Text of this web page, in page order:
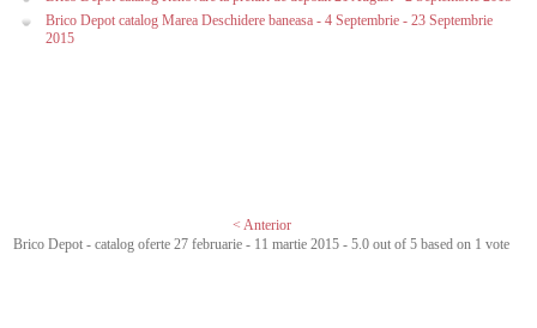
Brico Depot catalog Marea Deschidere baneasa - 4 Septembrie - 23 Septembrie
2015
< Anterior
Brico Depot - catalog oferte 27 februarie - 11 martie 2015 -5.0 out of5 based on 1 vote